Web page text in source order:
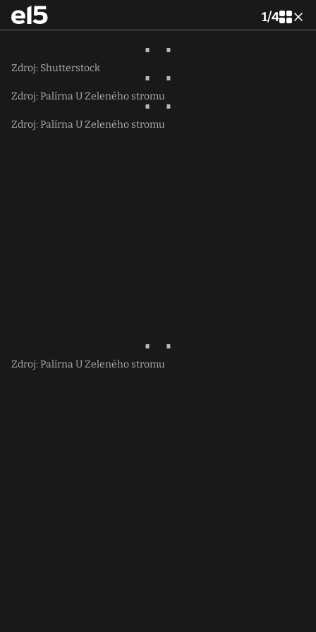
1/4
Zdroj: Shutterstock
Zdroj: Palírna U Zeleného stromu
Zdroj: Palírna U Zeleného stromu
Zdroj: Palírna U Zeleného stromu